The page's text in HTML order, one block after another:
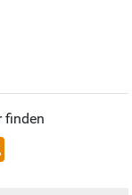
finden